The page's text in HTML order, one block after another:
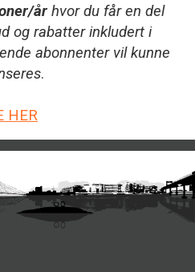
år hvor du får en del
og rabatter inkludert i
abonnenter vil kunne
.
HER